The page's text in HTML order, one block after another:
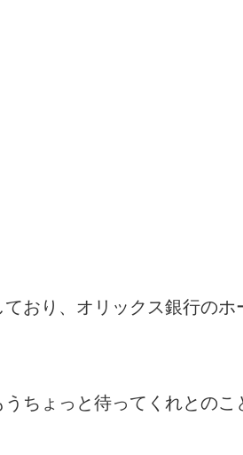
おり、オリックス銀行のホ
ちょっと待ってくれとのこ